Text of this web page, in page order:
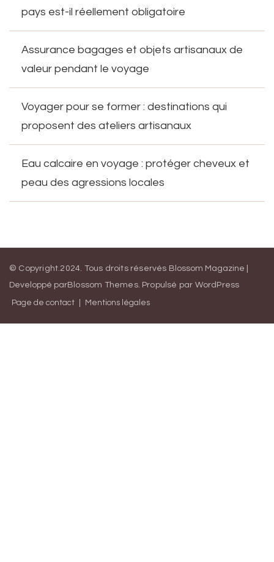
pays est-il réellement obligatoire
Assurance bagages et objets artisanaux de
valeur pendant le voyage
Voyager pour se former : destinations qui
proposent des ateliers artisanaux
Eau calcaire en voyage : protéger cheveux et
peau des agressions locales
© Copyright.2024. Tous droits réservés Blossom Magazine |
Developpé parBlossom Themes. Propulsé par WordPress
Page de contact Mentions légales